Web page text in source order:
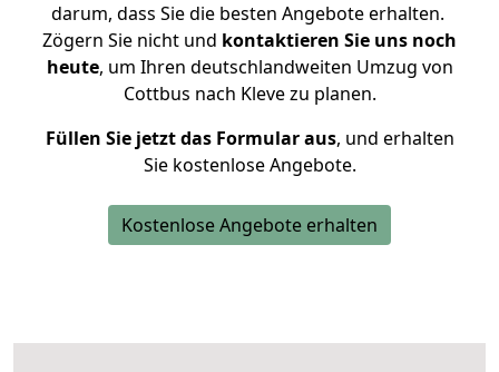
darum, dass Sie die besten Angebote erhalten.
Zögern Sie nicht und kontaktieren Sie uns noch
heute, um Ihren deutschlandweiten Umzug von
Cottbus nach Kleve zu planen.
Füllen Sie jetzt das Formular aus, und erhalten
Sie kostenlose Angebote.
Kostenlose Angebote erhalten